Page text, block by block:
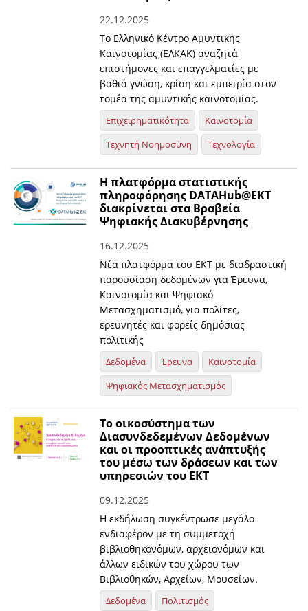
22.12.2025
Το Ελληνικό Κέντρο Αμυντικής
Καινοτομίας (ΕΛΚΑΚ) αναζητά
επιστήμονες και επαγγελματίες με
βαθιά γνώση, κρίση και εμπειρία στον
τομέα της αμυντικής καινοτομίας.
Επιχειρηματικότητα
Καινοτομία
Τεχνητή Νοημοσύνη
Τεχνολογία
Η πλατφόρμα στατιστικής
πληροφόρησης DATAHub@EKT
διακρίνεται στα Βραβεία
Ψηφιακής Διακυβέρνησης
16.12.2025
Νέα πλατφόρμα του ΕΚΤ με διαδραστική
παρουσίαση δεδομένων για Έρευνα,
Καινοτομία και Ψηφιακό
Μετασχηματισμό, για πολίτες,
ερευνητές και φορείς δημόσιας
πολιτικής
Δεδομένα Έρευνα
Καινοτομία
Ψηφιακός Μετασχηματισμός
Το οικοσύστημα των
Διασυνδεδεμένων Δεδομένων
και οι προοπτικές ανάπτυξής
του μέσω των δράσεων και των
υπηρεσιών του ΕΚΤ
09.12.2025
Η εκδήλωση συγκέντρωσε μεγάλο
ενδιαφέρον με τη συμμετοχή
βιβλιοθηκονόμων, αρχειονόμων και
άλλων ειδικών του χώρου των
Βιβλιοθηκών, Αρχείων, Μουσείων.
Δεδομένα
Πολιτισμός